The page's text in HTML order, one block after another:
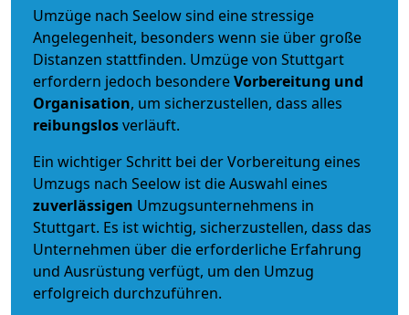
Umzüge nach Seelow sind eine stressige
Angelegenheit, besonders wenn sie über große
Distanzen stattfinden. Umzüge von Stuttgart
erfordern jedoch besondereVorbereitung und
Organisation, um sicherzustellen, dass alles
reibungslosverläuft.
Ein wichtiger Schritt bei der Vorbereitung eines
Umzugs nach Seelow ist die Auswahl eines
zuverlässigen Umzugsunternehmens in
Stuttgart. Es ist wichtig, sicherzustellen, dass das
Unternehmen über die erforderliche Erfahrung
und Ausrüstung verfügt, um den Umzug
erfolgreich durchzuführen.